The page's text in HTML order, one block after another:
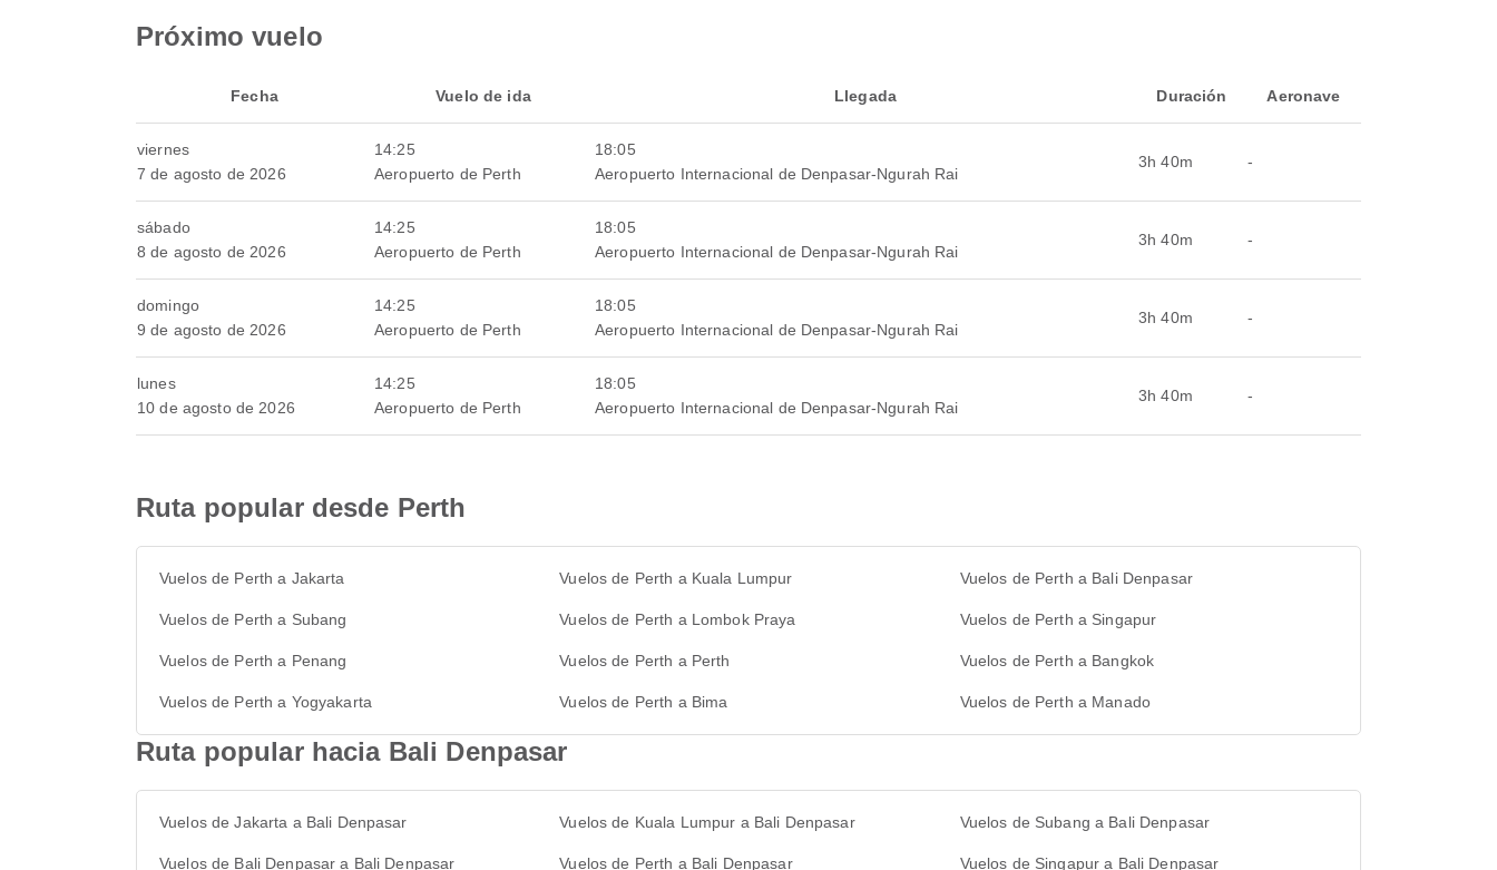
Próximo vuelo
Fecha Vuelo de ida Llegada Duración Aeronave
viernes
7 de agosto de 2026
14:25
Aeropuerto de Perth
18:05
Aeropuerto Internacional de Denpasar-Ngurah Rai
3h 40m -
sábado
8 de agosto de 2026
14:25
Aeropuerto de Perth
18:05
Aeropuerto Internacional de Denpasar-Ngurah Rai
3h 40m -
domingo
9 de agosto de 2026
14:25
Aeropuerto de Perth
18:05
Aeropuerto Internacional de Denpasar-Ngurah Rai
3h 40m -
lunes
10 de agosto de 2026
14:25
Aeropuerto de Perth
18:05
Aeropuerto Internacional de Denpasar-Ngurah Rai
3h 40m -
Ruta popular desde Perth
Vuelos de Perth a Jakarta Vuelos de Perth a Kuala Lumpur Vuelos de Perth a Bali Denpasar
Vuelos de Perth a Subang Vuelos de Perth a Lombok Praya Vuelos de Perth a Singapur
Vuelos de Perth a Penang Vuelos de Perth a Perth Vuelos de Perth a Bangkok
Vuelos de Perth a Yogyakarta Vuelos de Perth a Bima Vuelos de Perth a Manado
Ruta popular hacia Bali Denpasar
Vuelos de Jakarta a Bali Denpasar Vuelos de Kuala Lumpur a Bali Denpasar Vuelos de Subang a Bali Denpasar
Vuelos de Bali Denpasar a Bali Denpasar Vuelos de Perth a Bali Denpasar Vuelos de Singapur a Bali Denpasar